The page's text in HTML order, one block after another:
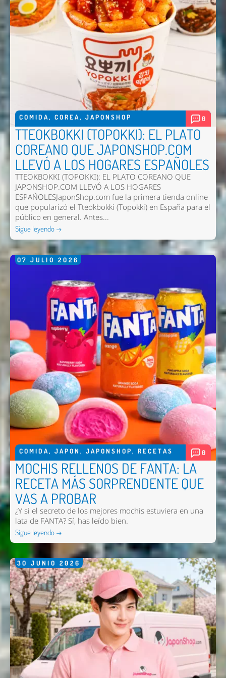
COMIDA, COREA, JAPONSHOP 0
TTEOKBOKKI (TOPOKKI): EL PLATO
COREANO QUE JAPONSHOP.COM
LLEVÓ A LOS HOGARES ESPAÑOLES
TTEOKBOKKI (TOPOKKI): EL PLATO COREANO QUE
JAPONSHOP.COM LLEVÓ A LOS HOGARES
ESPAÑOLESJaponShop.com fue la primera tienda online
que popularizó el Tteokbokki (Topokki) en España para el
público en general. Antes...
Sigue leyendo →
07 JULIO 2026
COMIDA, JAPON , JAPONSHOP, RECETAS 0
MOCHIS RELLENOS DE FANTA: LA
RECETA MÁS SORPRENDENTE QUE
VAS A PROBAR
¿Y si el secreto de los mejores mochis estuviera en una
lata de FANTA? Sí, has leído bien.
Sigue leyendo →
30 JUNIO 2026